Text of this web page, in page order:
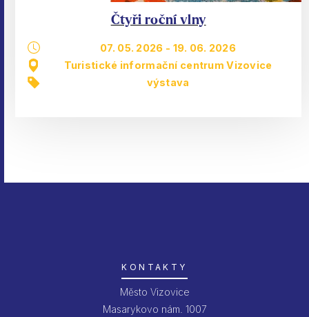
Čtyři roční vlny
07. 05. 2026 - 19. 06. 2026
Turistické informační centrum Vizovice
výstava
KONTAKTY
Město Vizovice
Masarykovo nám. 1007